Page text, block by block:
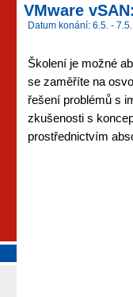
VMware
Datum konání: 6.5. - 7.5.
Školení je možné
se zaměříte na
řešení problémů s
zkušenosti s
prostřednictvím